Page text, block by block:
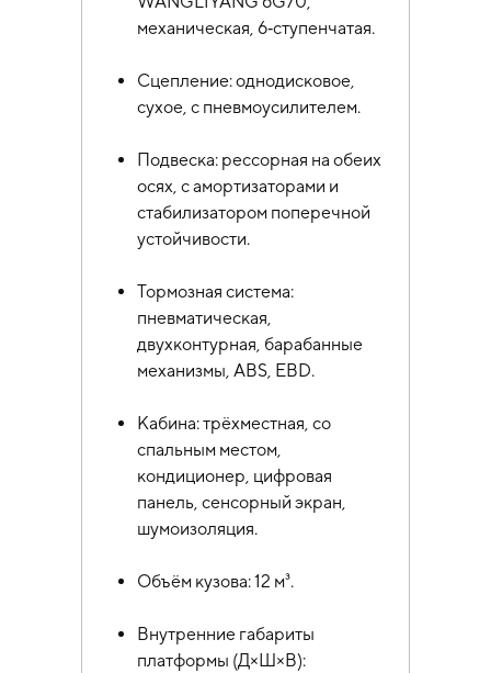
механическая, 6‑ступенчатая.
Сцепление: однодисковое,
сухое, с пневмоусилителем.
Подвеска: рессорная на обеих
осях, с амортизаторами и
стабилизатором поперечной
устойчивости.
Тормозная система:
пневматическая,
двухконтурная, барабанные
механизмы, ABS, EBD.
Кабина: трёхместная, со
спальным местом,
кондиционер, цифровая
панель, сенсорный экран,
шумоизоляция.
Объём кузова: 12 м³.
Внутренние габариты
платформы (Д×Ш×В):